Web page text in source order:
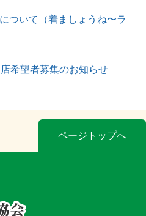
ついて（着ましょうね〜ラ
希望者募集のお知らせ
ページトップへ